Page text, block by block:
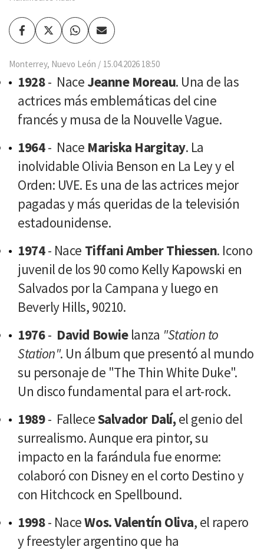
FacebookTwitterWhatsapp
Enviar
por
Monterrey, Nuevo León 15.04.2026 18:50
1928- Nace Jeanne Moreau. Una de las
actrices más emblemáticas del cine
francés y musa de la Nouvelle Vague.
1964- Nace Mariska Hargitay. La
inolvidable Olivia Benson en La Ley y el
Orden: UVE. Es una de las actrices mejor
pagadas y más queridas de la televisión
estadounidense.
1974- Nace Tiffani Amber Thiessen. Icono
juvenil de los 90 como Kelly Kapowski en
Salvados por la Campana y luego en
Beverly Hills, 90210.
1976- David Bowielanza "Station to
Station". Un álbum que presentó al mundo
su personaje de "The Thin White Duke".
Un disco fundamental para el art-rock.
1989- FalleceSalvador Dalí,el genio del
surrealismo. Aunque era pintor, su
impacto en la farándula fue enorme:
colaboró con Disney en el corto Destino y
con Hitchcock en Spellbound.
1998- NaceWos. Valentín Oliva, el rapero
y freestyler argentino que ha